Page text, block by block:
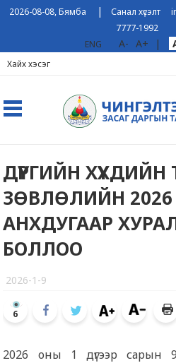
2026-08-08, Бямба | Санал хүсэлт
7777-1992
ENG
A- A+ |
ДҮҮРГИЙН
ЗӨВЛӨЛИЙН
АНХДУГААР
БОЛЛОО
2026-1-9
6
2026 оны 1 дүгээр сарын